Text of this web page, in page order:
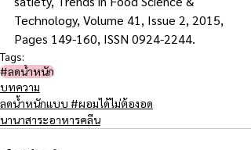
Technology, Volume 41, Issue 2, 2015,
Pages 149-160, ISSN 0924-2244.
Tags:
#ลดน้ำหนัก
บทความ
ลดน้ำหนักแบบ #ผอมได้ไม่ต้องอด
นานาสาระอาหารคลีน